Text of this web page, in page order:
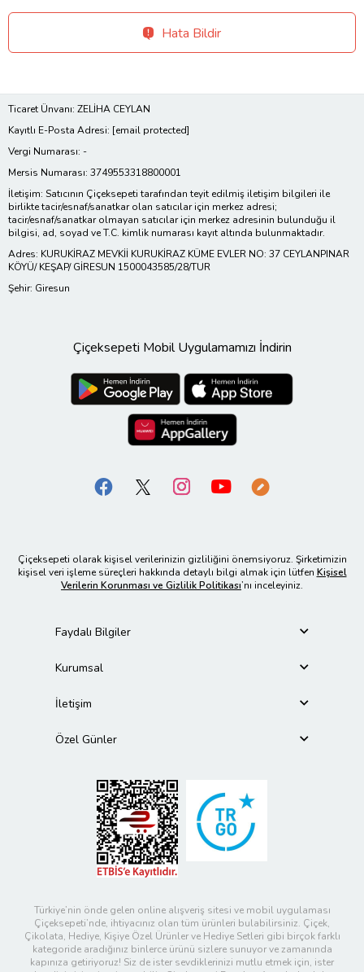
Hata Bildir
Ticaret Ünvanı: ZELİHA CEYLAN
Kayıtlı E-Posta Adresi: [email protected]
Vergi Numarası: -
Mersis Numarası: 3749553318800001
İletişim: Satıcının Çiçeksepeti tarafından teyit edilmiş iletişim bilgileri ile
birlikte tacir/esnaf/sanatkar olan satıcılar için merkez adresi;
tacir/esnaf/sanatkar olmayan satıcılar için merkez adresinin bulunduğu il
bilgisi, ad, soyad ve T.C. kimlik numarası kayıt altında bulunmaktadır.
Adres: KURUKİRAZ MEVKİİ KURUKİRAZ KÜME EVLER NO: 37 CEYLANPINAR
KÖYÜ/ KEŞAP/ GİRESUN 1500043585/28/TUR
Şehir: Giresun
Çiçeksepeti Mobil Uygulamamızı İndirin
Çiçeksepeti olarak kişisel verilerinizin gizliliğini önemsiyoruz. Şirketimizin
kişisel veri işleme süreçleri hakkında detaylı bilgi almak için lütfen Kişisel
Verilerin Korunması ve Gizlilik Politikası’nı inceleyiniz.
Faydalı Bilgiler
Kurumsal
İletişim
Özel Günler
Türkiye’nin önde gelen online alışveriş sitesi ve mobil uygulaması
Çiçeksepeti’nde, ihtiyacınız olan tüm ürünleri bulabilirsiniz. Çiçek,
Çikolata, Hediye, Kişiye Özel Ürünler ve Hediye Setleri gibi birçok farklı
kategoride aradığınız binlerce ürünü sizlere sunuyor ve zamanında
kapınıza getiriyoruz! Siz de ister sevdiklerinizi mutlu etmek için, ister